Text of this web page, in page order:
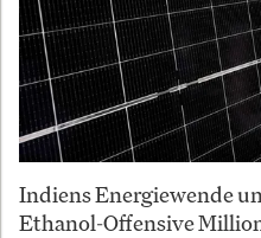
Indiens Energiewende
Ethanol-Offensive